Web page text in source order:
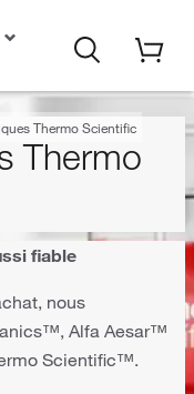
Thermo Scientific
Thermo
fiable
nous
Alfa Aesar™
Scientific™.